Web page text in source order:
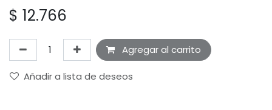
$ 12.766
Agregar al carrito
Añadir a lista de deseos